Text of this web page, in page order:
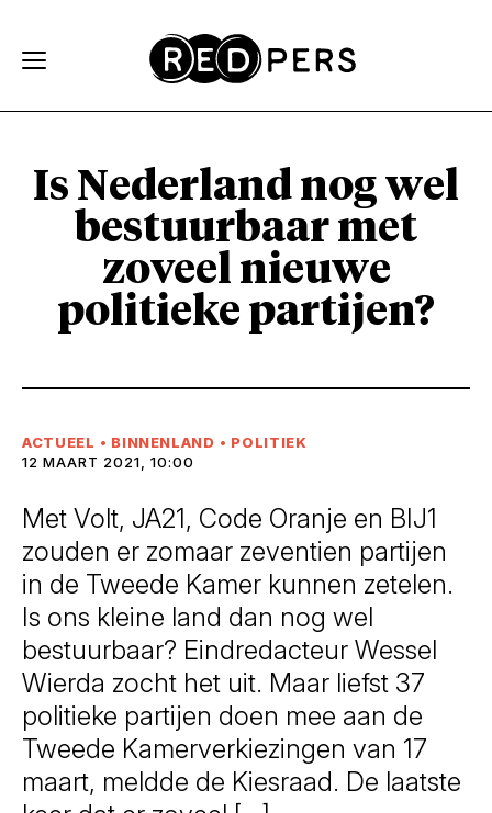
Is Nederland nog wel
bestuurbaar met
zoveel nieuwe
politieke partijen?
ACTUEEL • BINNENLAND • POLITIEK
12 MAART 2021, 10:00
Met Volt, JA21, Code Oranje en BIJ1
zouden er zomaar zeventien partijen
in de Tweede Kamer kunnen zetelen.
Is ons kleine land dan nog wel
bestuurbaar? Eindredacteur Wessel
Wierda zocht het uit. Maar liefst 37
politieke partijen doen mee aan de
Tweede Kamerverkiezingen van 17
maart, meldde de Kiesraad. De laatste